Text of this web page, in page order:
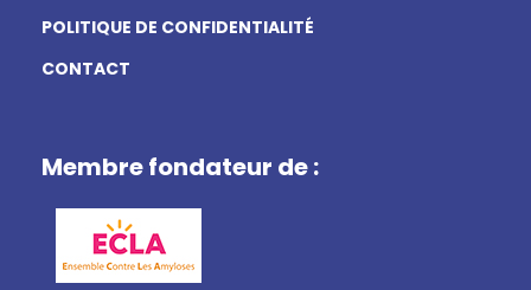
POLITIQUE DE CONFIDENTIALITÉ
CONTACT
Membre fondateur de :